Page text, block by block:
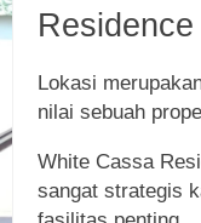
Lokasi
nilai sebuah
White Cassa
sangat strategis